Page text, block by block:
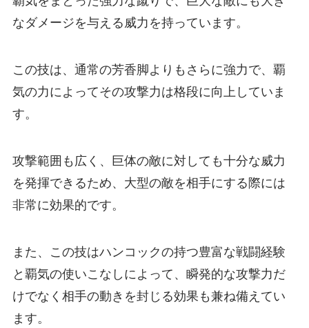
なダメージを与える威力を持っています。
この技は、通常の芳香脚よりもさらに強力で、覇
気の力によってその攻撃力は格段に向上していま
す。
攻撃範囲も広く、巨体の敵に対しても十分な威力
を発揮できるため、大型の敵を相手にする際には
非常に効果的です。
また、この技はハンコックの持つ豊富な戦闘経験
と覇気の使いこなしによって、瞬発的な攻撃力だ
けでなく相手の動きを封じる効果も兼ね備えてい
ます。